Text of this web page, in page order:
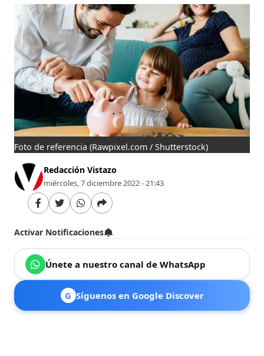
Foto de referencia (Rawpixel.com / Shutterstock)
Redacción Vistazo
miércoles, 7 diciembre 2022 - 21:43
Activar Notificaciones
Únete a nuestro canal de WhatsApp
G Síguenos en Google Discover